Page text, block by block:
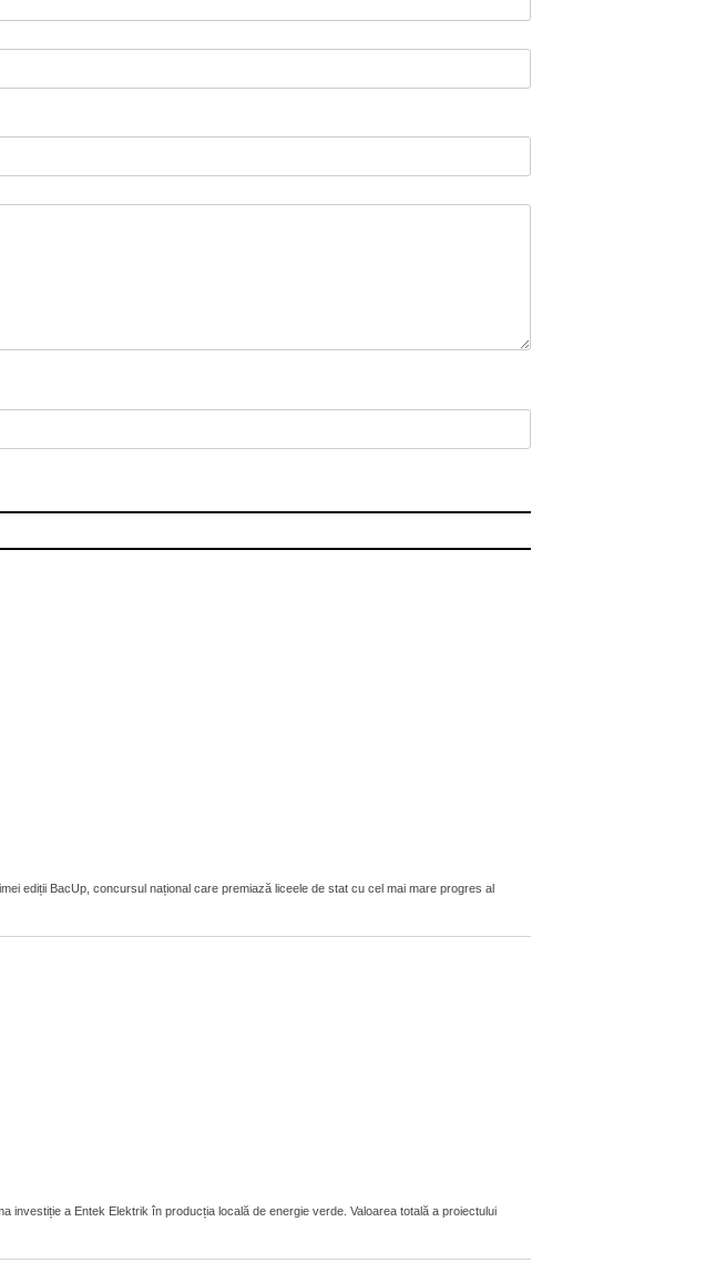
ediții BacUp, concursul național care premiază liceele de stat cu cel mai mare progres al
investiție a Entek Elektrik în producția locală de energie verde. Valoarea totală a proiectului